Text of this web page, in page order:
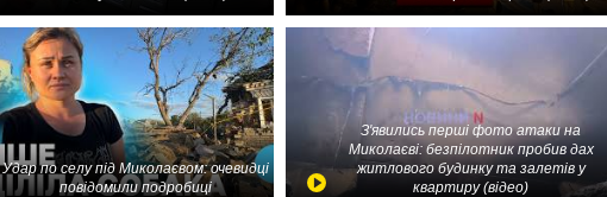
Удар по селу під Миколаєвом: очевидці
повідомили подробиці
З'явились перші фото атаки на
Миколаєві: безпілотник пробив дах
житлового будинку та залетів у
квартиру (відео)